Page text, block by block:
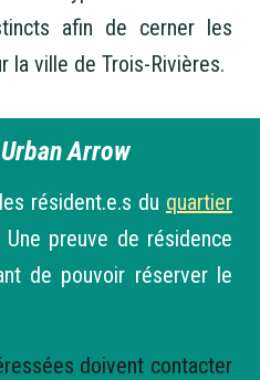
afin de cerner les
la ville de Trois-Rivières.
Urban Arrow
résident.e.s du quartier
Une preuve de résidence
de pouvoir réserver le
doivent contacter